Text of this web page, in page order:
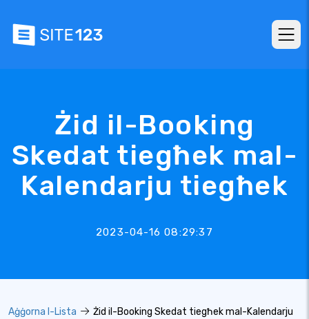
Żid il-Booking
Skedat tiegħek mal-
Kalendarju tiegħek
2023-04-16 08:29:37
Aġġorna l-Lista
Żid il-Booking Skedat tiegħek mal-Kalendarju